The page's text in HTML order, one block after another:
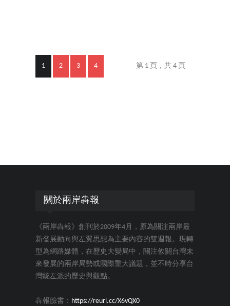
1 2 3 4 第 1 頁，共 4 頁
關於兩岸犇報
《兩岸犇報》創刊於2009年4月，原為關注兩岸最
新發展動向與左翼思想為主要內容的雙週報。現轉
型為網路媒體，在歷史大變局中，關注攸關台灣未
來發展的兩岸局勢或國際重大議題，並不時分享台
灣統左派的歷史與觀點。
犇報臉書： https://reurl.cc/X6vQX0